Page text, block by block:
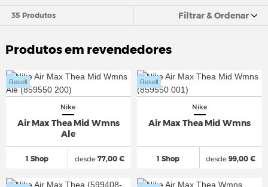
35 Produtos Filtrar & Ordenar
Produtos em revendedores
Nike
Air Max Thea Mid Wmns
Ale
1 Shop
Resell
desde77,00 €
Nike
Air Max Thea Mid Wmns
1 Shop
Resell
desde 99,00 €